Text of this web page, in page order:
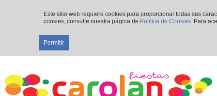
Este sitio web requiere cookies para proporcionar todas sus
cookies, consulte nuestra página de Política de Cookies. Para
Permitir